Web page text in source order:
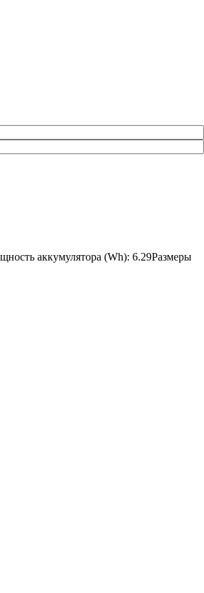
аккумулятора (Wh): 6.29Размеры